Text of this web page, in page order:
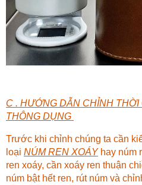
C . HƯỚNG DẪN CHỈNH
THÔNG DỤNG
Trước khi chỉnh chúng ta cần
loại NÚM REN XOÁYhay núm
ren xoáy, cần xoáy ren thuận
núm bật hết ren, rút núm và